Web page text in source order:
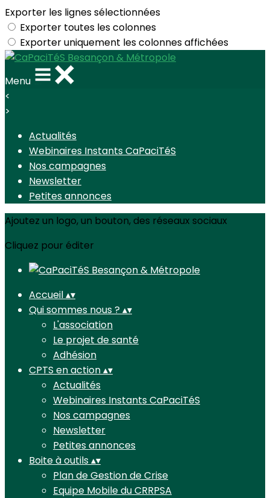
Exporter les lignes sélectionnées
Exporter toutes les colonnes
Exporter uniquement les colonnes affichées
Menu
<
>
Actualités
Webinaires Instants CaPaciTéS
Nos campagnes
Newsletter
Petites annonces
Ajoutez un logo, un bouton, des réseaux sociaux
Cliquez pour éditer
Accueil▴▾
Qui sommes nous ?▴▾
L'association
Le projet de santé
Adhésion
CPTS en action▴▾
Actualités
Webinaires Instants CaPaciTéS
Nos campagnes
Newsletter
Petites annonces
Boite à outils▴▾
Plan de Gestion de Crise
Equipe Mobile du CRRPSA